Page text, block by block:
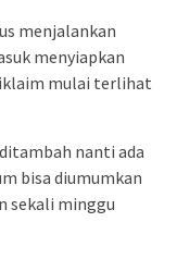
menjalankan
menyiapkan
mulai terlihat
nanti ada
bisa diumumkan
sekali minggu